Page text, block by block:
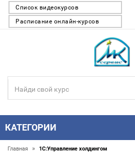
Список видеокурсов
Расписание онлайн-курсов
КАТЕГОРИИ
Главная » 1С:Управление холдингом